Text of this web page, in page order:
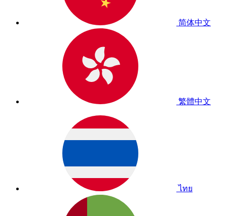
简体中文
繁體中文
ไทย